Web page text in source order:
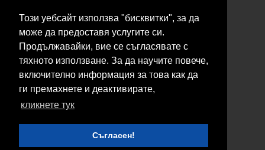
Този уебсайт използва "бисквитки", за да
може да предоставя услугите си.
Продължавайки, вие се съгласявате с
тяхното използване. За да научите повече,
включително информация за това как да
ги премахнете и деактивирате,
кликнете тук
Съгласен!
Свържете се с нас
Контакти
Нашите сервизи
Блог
© 2026 Fransizkup.bg всички права запазени
Изграждане и поддръжка от
Boby_fransizkup